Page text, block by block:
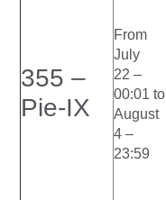
355 –
Pie-IX
From
July
22 –
00:01 to
August
4 –
23:59